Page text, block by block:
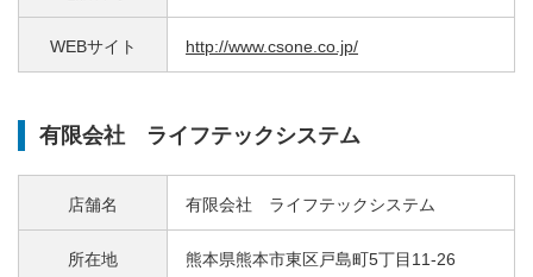
WEBサイト http://www.csone.co.jp/
有限会社 ライフテックシステム
店舗名 有限会社 ライフテックシステム
所在地 熊本県熊本市東区戸島町5丁目11-26